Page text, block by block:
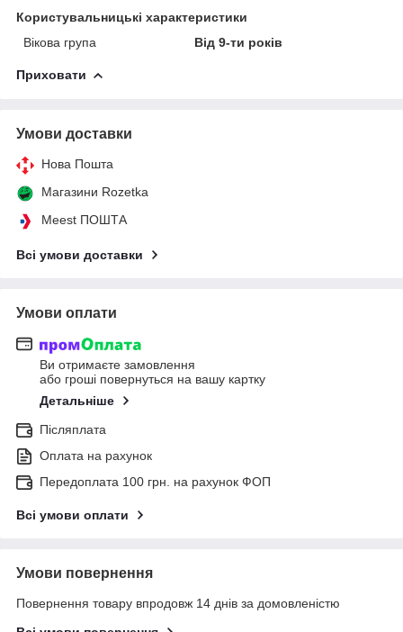
Користувальницькі характеристики
Вікова група
Від 9-ти років
Приховати
Умови доставки
Нова Пошта
Магазини Rozetka
Meest ПОШТА
Всі умови доставки
Умови оплати
Ви отримаєте замовлення
або гроші повернуться на вашу картку
Детальніше
Післяплата
Оплата на рахунок
Передоплата 100 грн. на рахунок ФОП
Всі умови оплати
Умови повернення
Повернення товару впродовж 14 днів за домовленістю